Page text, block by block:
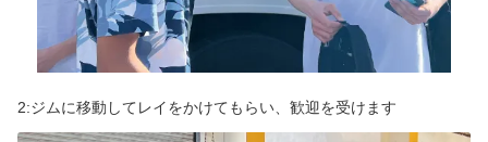
ローカルと交流できるワークショップ
2:ジムに移動してレイをかけてもらい、歓迎を受けます